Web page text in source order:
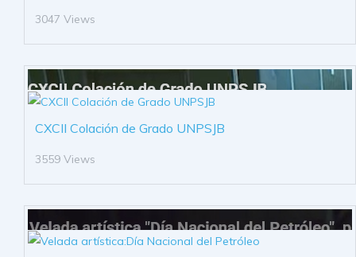
3047 Views
CXCII Colación de Grado UNPSJB
3559 Views